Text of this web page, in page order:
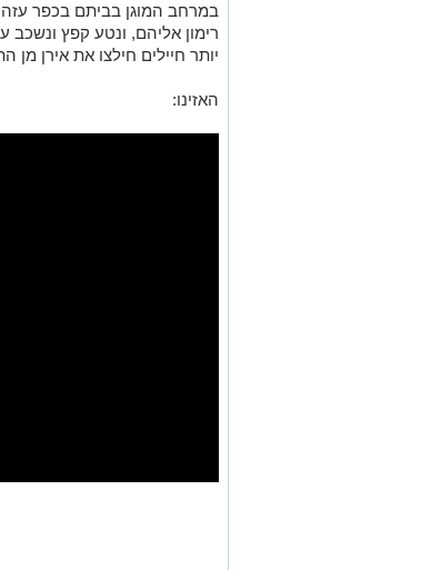
במרחב המוגן בביתם בכפר
רימון אליהם, ונטע קפץ ונשכב
יותר חיילים חילצו את אירן מן
האזינו: